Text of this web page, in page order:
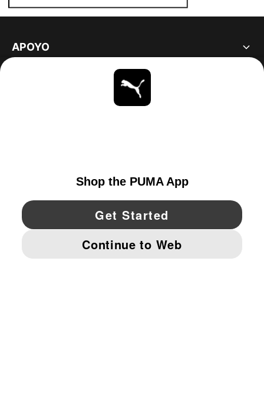
APOYO
YouTube Twitter Pinterest
IMPRINT AND LEGAL DATA